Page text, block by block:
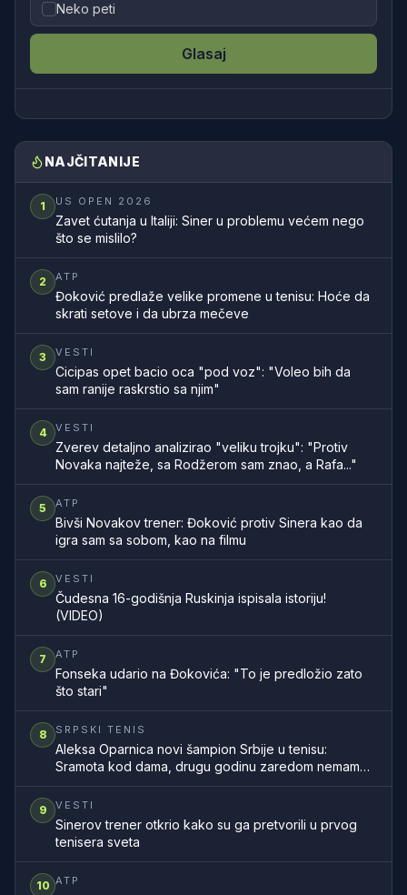
Neko peti
Glasaj
NAJČITANIJE
1 US OPEN 2026
Zavet ćutanja u Italiji: Siner u problemu većem nego
što se mislilo?
2 ATP
Đoković predlaže velike promene u tenisu: Hoće da
skrati setove i da ubrza mečeve
3 VESTI
Cicipas opet bacio oca "pod voz": "Voleo bih da
sam ranije raskrstio sa njim"
4 VESTI
Zverev detaljno analizirao "veliku trojku": "Protiv
Novaka najteže, sa Rodžerom sam znao, a Rafa..."
5 ATP
Bivši Novakov trener: Đoković protiv Sinera kao da
igra sam sa sobom, kao na filmu
6 VESTI
Čudesna 16-godišnja Ruskinja ispisala istoriju!
(VIDEO)
7 ATP
Fonseka udario na Đokovića: "To je predložio zato
što stari"
8 SRPSKI TENIS
Aleksa Oparnica novi šampion Srbije u tenisu:
Sramota kod dama, drugu godinu zaredom nemamo
9 VESTI
Sinerov trener otkrio kako su ga pretvorili u prvog
tenisera sveta
10 ATP